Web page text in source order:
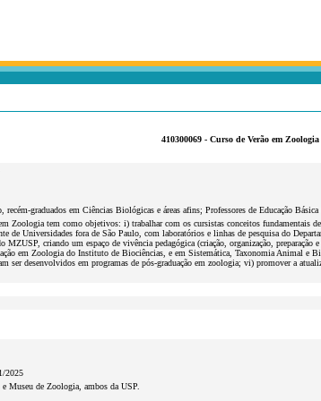
410300069 - Curso de Verão em Zoologia
recém-graduados em Ciências Biológicas e áreas afins; Professores de Educação
Zoologia tem como objetivos: i) trabalhar com os cursistas conceitos fundamentais
de Universidades fora de São Paulo, com laboratórios e linhas de pesquisa do
criando um espaço de vivência pedagógica (criação, organização,
em Zoologia do Instituto de Biociências, e em Sistemática, Taxonomia Animal e
ser desenvolvidos em programas de pós-graduação em zoologia; vi) promover a
2025
Museu de Zoologia, ambos da USP.